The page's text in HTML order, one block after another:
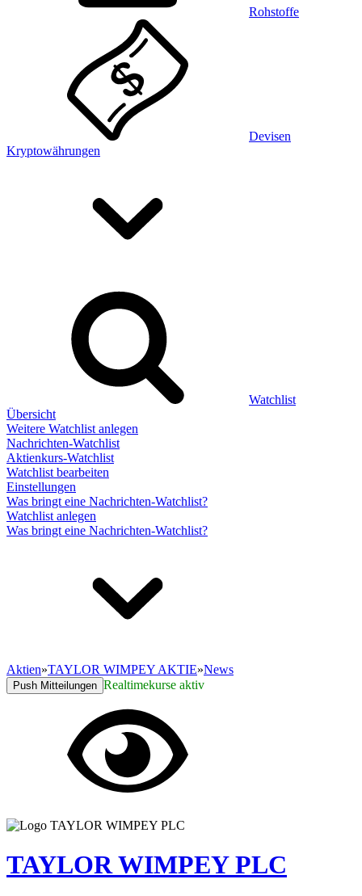
Rohstoffe
Devisen
Kryptowährungen
Watchlist
Übersicht
Weitere Watchlist anlegen
Nachrichten-Watchlist
Aktienkurs-Watchlist
Watchlist bearbeiten
Einstellungen
Was bringt eine Nachrichten-Watchlist?
Watchlist anlegen
Was bringt eine Nachrichten-Watchlist?
Aktien»TAYLOR WIMPEY AKTIE»News
Push Mitteilungen Realtimekurse aktiv
TAYLOR WIMPEY PLC